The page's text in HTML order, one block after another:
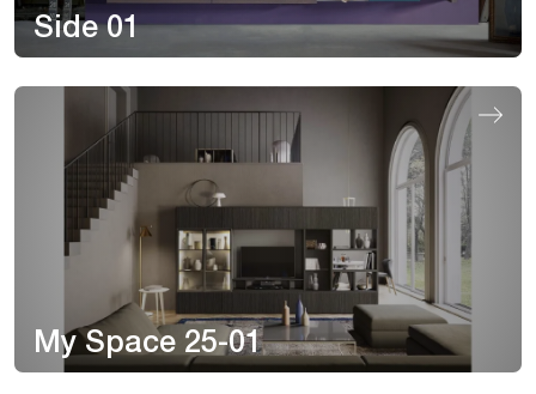
Side 01
My Space 25-01